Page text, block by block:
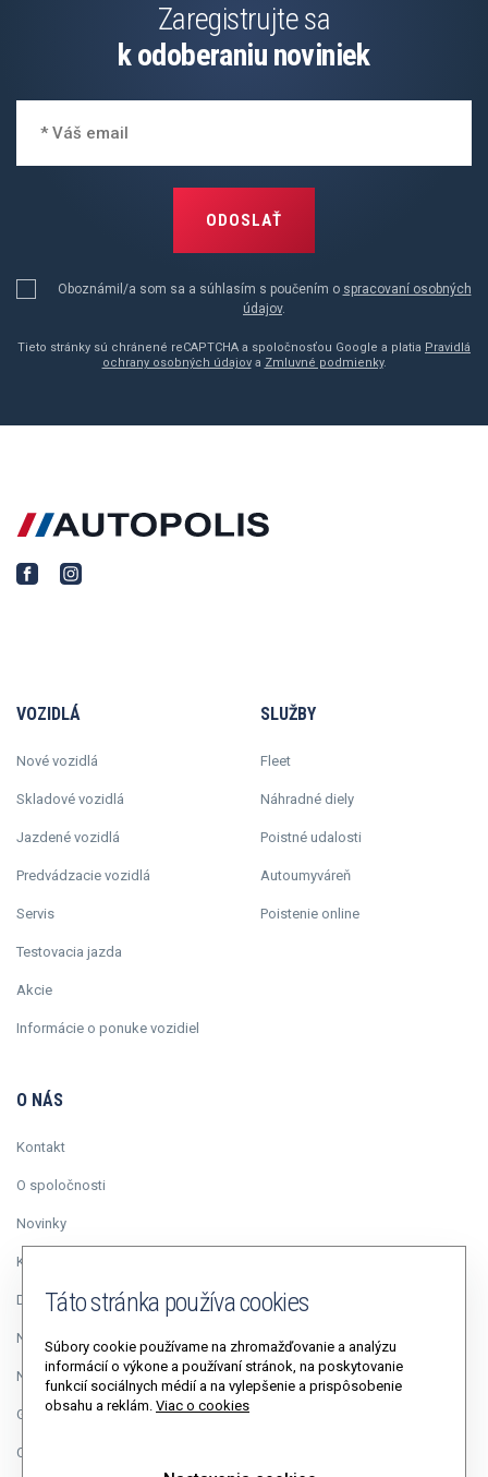
Zaregistrujte sa
k odoberaniu noviniek
ODOSLAŤ
Oboznámil/a som sa a súhlasím s poučením o spracovaní osobných
údajov.
Tieto stránky sú chránené reCAPTCHA a spoločnosťou Google a platia Pravidlá
ochrany osobných údajova Zmluvné podmienky.
VOZIDLÁ
Nové vozidlá
Skladové vozidlá
Jazdené vozidlá
Predvádzacie vozidlá
Servis
Testovacia jazda
Akcie
Informácie o ponuke vozidiel
SLUŽBY
Fleet
Náhradné diely
Poistné udalosti
Autoumyváreň
Poistenie online
O NÁS
Kontakt
O spoločnosti
Novinky
Kariéra
Duálne vzdelávanie
Napísali o nás
Napíšte riaditeľovi
GDPR
Cookies
Táto stránka používa cookies
Súbory cookie používame na zhromažďovanie a analýzu
informácií o výkone a používaní stránok, na poskytovanie
funkcií sociálnych médií a na vylepšenie a prispôsobenie
obsahu a reklám. Viac o cookies